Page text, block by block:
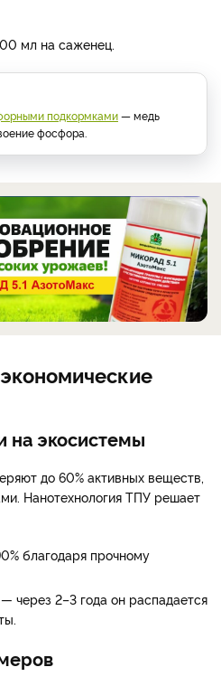
мл на саженец.
подкормками— медь
фосфора.
на экосистемы
до 60% активных веществ,
Нанотехнология ТПУ решает
благодаря прочному
через 2–3 года он распадается